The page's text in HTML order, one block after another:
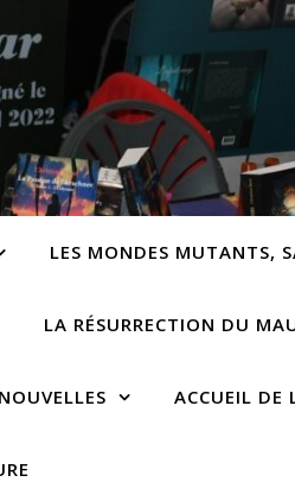
LES MONDES MUTANTS,
LA RÉSURRECTION DU
ACCUEIL DE